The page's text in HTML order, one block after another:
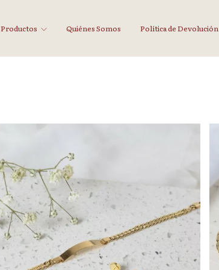
Productos Quiénes Somos Política de Devolución